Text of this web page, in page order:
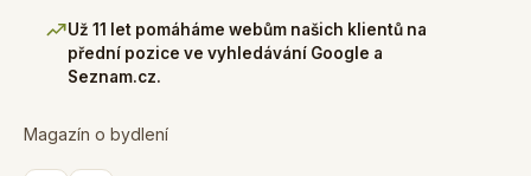
Už 11 let pomáháme webům našich klientů na
přední pozice ve vyhledávání Google a
Seznam.cz.
Magazín o bydlení